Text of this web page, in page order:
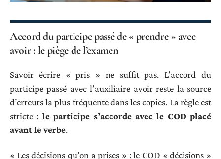
Accord du participe passé de « prendre » avec
avoir : le piège de l’examen
Savoir écrire « pris » ne suffit pas. L’accord du
participe passé avec l’auxiliaire avoir reste la source
d’erreurs la plus fréquente dans les copies. La règle est
stricte : le participe s’accorde avec le COD placé
avant le verbe.
« Les décisions qu’on a prises » : le COD « décisions »